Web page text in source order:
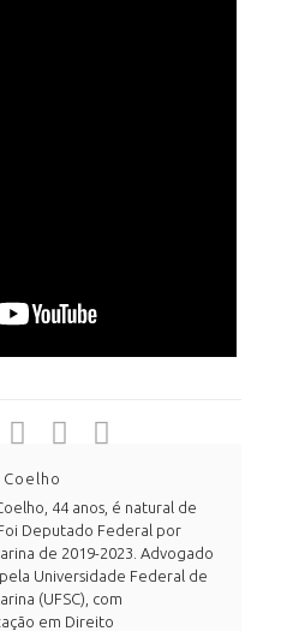
44 anos, é natural de
Deputado Federal por
de 2019-2023. Advogado
Universidade Federal de
(UFSC), com
em Direito